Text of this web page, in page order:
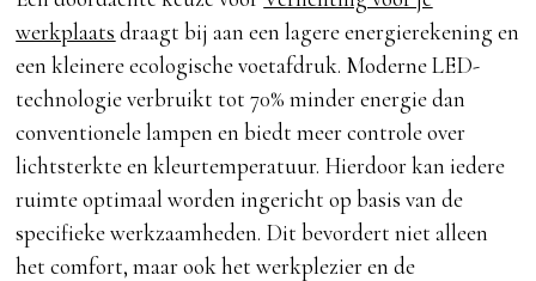
werkplaats draagt bij aan een lagere energierekening en
een kleinere ecologische voetafdruk. Moderne LED-
technologie verbruikt tot 70% minder energie dan
conventionele lampen en biedt meer controle over
lichtsterkte en kleurtemperatuur. Hierdoor kan iedere
ruimte optimaal worden ingericht op basis van de
specifieke werkzaamheden. Dit bevordert niet alleen
het comfort, maar ook het werkplezier en de